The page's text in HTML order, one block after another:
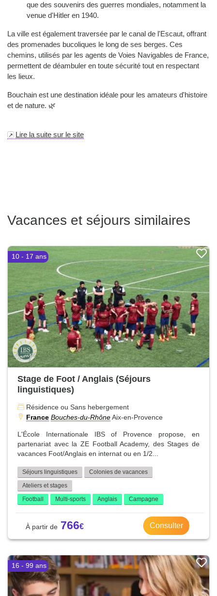
que des souvenirs des guerres mondiales, notamment la
venue d'Hitler en 1940.
La ville est également traversée par le canal de l'Escaut, offrant
des promenades bucoliques le long de ses berges. Ces
chemins, utilisés par les agents de Voies Navigables de France,
permettent de déambuler en toute sécurité tout en respectant
les lieux.
Bouchain est une destination idéale pour les amateurs d'histoire
et de nature. 🌿
Lire la suite sur le site
Vacances et séjours similaires
10 - 17 ans
Stage de Foot / Anglais (Séjours
linguistiques)
Résidence ou Sans hebergement
France Bouches-du-RhôneAix-en-Provence
L'École Internationale IBS of Provence propose, en
partenariat avec la ZE Football Academy, des Stages de
vacances Foot/Anglais en internat ou en 1/2...
Séjours linguistiques
Colonies de vacances
Ateliers et stages
Football
Multi-sports Anglais Campagne
766 Consulter
16 - 99 ans